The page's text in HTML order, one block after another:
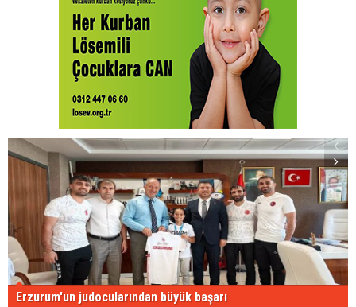
Erzurum'un judocularından büyük başarı